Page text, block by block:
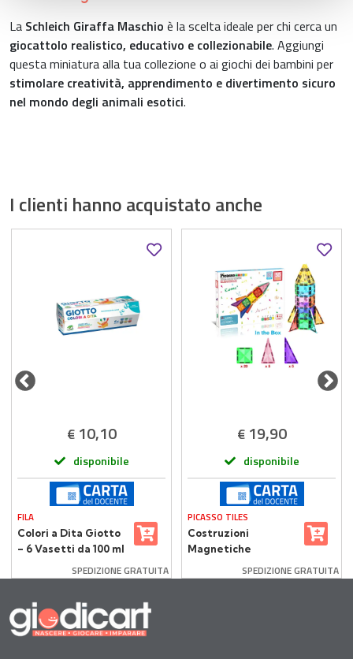
raccolto dal suo utilizzo dei loro servizi.
La Schleich Giraffa Maschio è la scelta ideale per chi cerca un
giocattolo realistico, educativo e collezionabile. Aggiungi
questa miniatura alla tua collezione o ai giochi dei bambini per
stimolare creatività, apprendimento e divertimento sicuro
nel mondo degli animali esotici.
I clienti hanno acquistato anche
€ 10,10
disponibile
FILA
Colori a Dita Giotto
– 6 Vasetti da 100 ml
SPEDIZIONE GRATUITA
€ 19,90
disponibile
PICASSO TILES
Costruzioni
Magnetiche
Tiles 30 Piastrelle
SPEDIZIONE GRATUITA